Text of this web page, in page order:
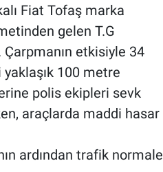
Fiat Tofaş marka
gelen T.G
etkisiyle 34
100 metre
polis ekipleri sevk
araçlarda maddi hasar
ardından trafik normale